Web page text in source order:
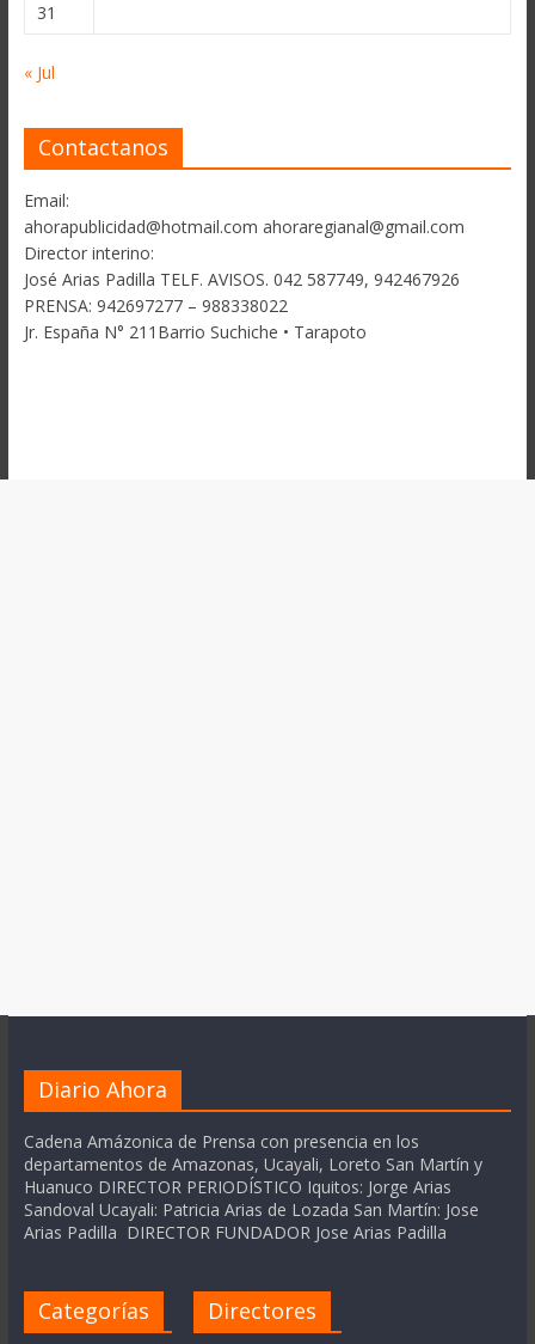
31
« Jul
Contactanos
Email:
ahorapublicidad@hotmail.com ahoraregianal@gmail.com
Director interino:
José Arias Padilla TELF. AVISOS. 042 587749, 942467926
PRENSA: 942697277 – 988338022
Jr. España N° 211Barrio Suchiche • Tarapoto
Diario Ahora
Cadena Amázonica de Prensa con presencia en los
departamentos de Amazonas, Ucayali, Loreto San Martín y
Huanuco DIRECTOR PERIODÍSTICO Iquitos: Jorge Arias
Sandoval Ucayali: Patricia Arias de Lozada San Martín: Jose
Arias Padilla DIRECTOR FUNDADOR Jose Arias Padilla
Categorías Directores